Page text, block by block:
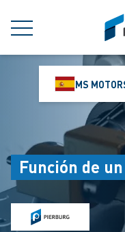
MENÚ
siteLogo
MS
Función de